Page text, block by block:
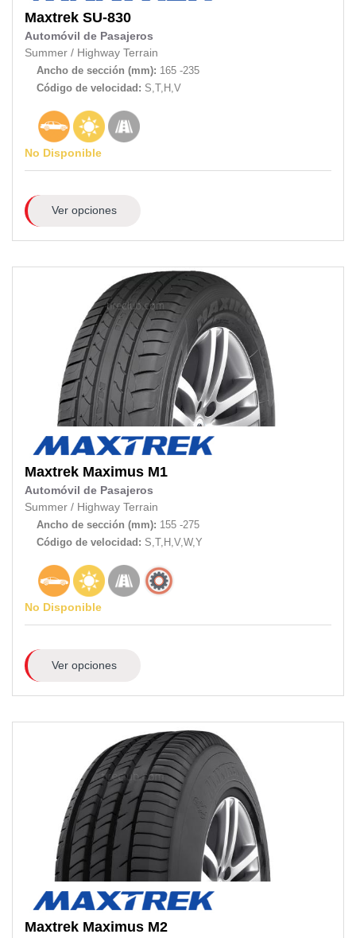
Maxtrek SU-830
Automóvil de Pasajeros
Summer / Highway Terrain
Ancho de sección (mm): 165 -235
Código de velocidad: S,T,H,V
No Disponible
Ver opciones
Maxtrek Maximus M1
Automóvil de Pasajeros
Summer / Highway Terrain
Ancho de sección (mm): 155 -275
Código de velocidad: S,T,H,V,W,Y
No Disponible
Ver opciones
Maxtrek Maximus M2